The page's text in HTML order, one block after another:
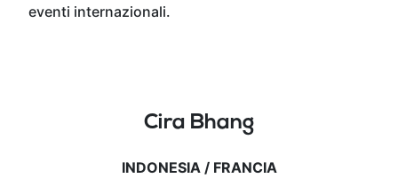
eventi internazionali.
Cira Bhang
INDONESIA / FRANCIA